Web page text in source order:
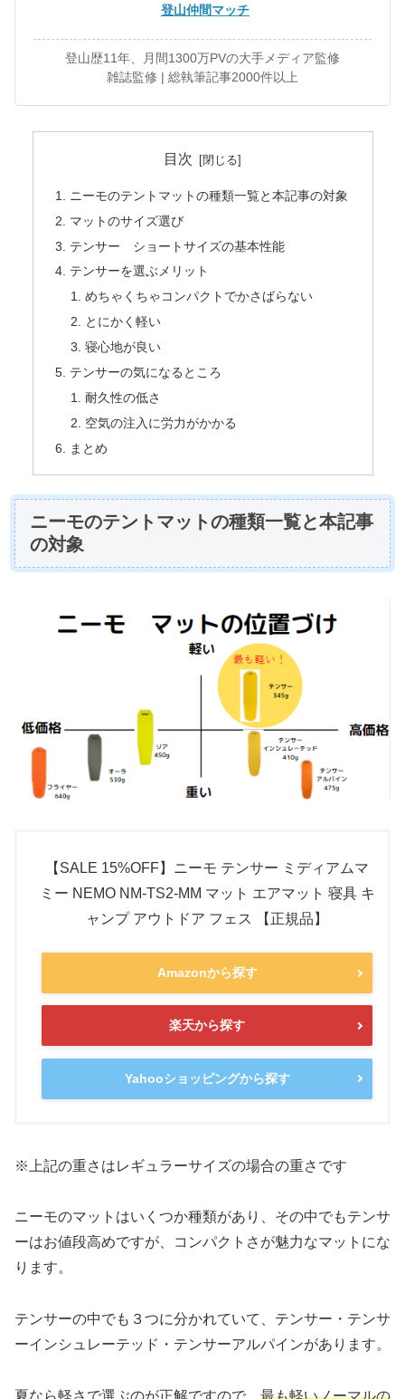
登山仲間マッチ
登山歴11年、月間1300万PVの大手メディア監修
雑誌監修 | 総執筆記事2000件以上
目次
ニーモのテントマットの種類一覧と本記事の対象
マットのサイズ選び
テンサー ショートサイズの基本性能
テンサーを選ぶメリット
めちゃくちゃコンパクトでかさばらない
とにかく軽い
寝心地が良い
テンサーの気になるところ
耐久性の低さ
空気の注入に労力がかかる
まとめ
ニーモのテントマットの種類一覧と本記事
の対象
【SALE 15%OFF】ニーモ テンサー ミディアムマ
ミー NEMO NM-TS2-MM マット エアマット 寝具 キ
ャンプ アウトドア フェス 【正規品】
Amazonから探す
楽天から探す
Yahooショッピングから探す
※上記の重さはレギュラーサイズの場合の重さです
ニーモのマットはいくつか種類があり、その中でもテンサ
ーはお値段高めですが、コンパクトさが魅力なマットにな
ります。
テンサーの中でも３つに分かれていて、テンサー・テンサ
ーインシュレーテッド・テンサーアルパインがあります。
夏なら軽さで選ぶのが正解ですので、 最も軽いノーマルの